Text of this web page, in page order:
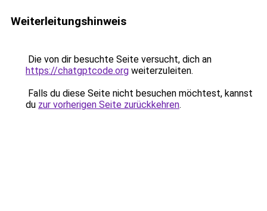
Weiterleitungshinweis
Die von dir besuchte Seite versucht, dich an
https://chatgptcode.org weiterzuleiten.
Falls du diese Seite nicht besuchen möchtest, kannst
du zur vorherigen Seite zurückkehren.